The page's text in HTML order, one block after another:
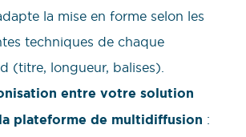
la mise en forme selon les
techniques de chaque
(titre, longueur, balises).
entre votre solution
plateforme de multidiffusion :